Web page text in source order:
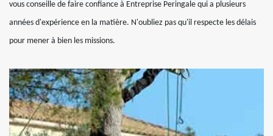
vous conseille de faire confiance à Entreprise Peringale qui a plusieurs
années d'expérience en la matière. N'oubliez pas qu'il respecte les délais
pour mener à bien les missions.